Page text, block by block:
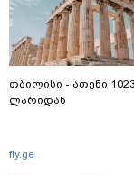
თბილისი - ათენი
ლარიდან
fly.ge